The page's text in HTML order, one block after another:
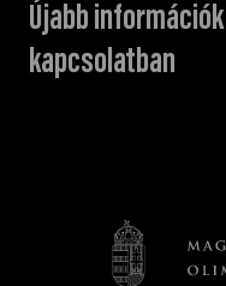
Újabb
kapcsolatban